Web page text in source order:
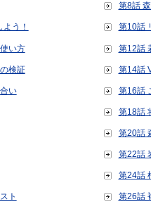
第8話
う！ 第10話
い方 第12話
検証 第14話
い 第16話
第18話
第20話
第22話
第24話
ト 第26話